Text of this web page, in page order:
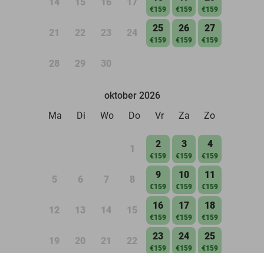
€159 €159 €159
21 22 23 24 25
€159
26
€159
27
€159
28 29 30
oktober 2026
Ma
Di Wo Do Vr Za Zo
1 2
€159
3
€159
4
€159
5 6 7 8 9
€159
10
€159
11
€159
12 13 14 15 16
€159
17
€159
18
€159
19 20 21 22 23
€159
24
€159
25
€159